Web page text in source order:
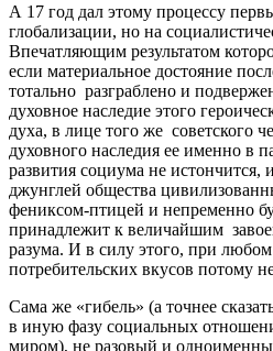
А 17 год дал этому процессу
глобализации, но на
Впечатляющим результатом
если материальное достояние
тотально разграблено и
духовное наследие этого
духа, в лице того же советского
духовного наследия ее именно в
развития социума не
джунглей общества
фениксом-птицей и непременно
принадлежит к величайшим
разума. И в силу этого, при
потребительских вкусов потому
Сама же «гибель» (а точнее
в иную фазу социальных
миром), не разовый и